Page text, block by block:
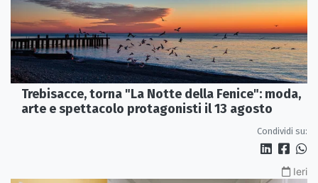
Trebisacce, torna "La Notte della Fenice": moda,
arte e spettacolo protagonisti il 13 agosto
Condividi su:
Ieri